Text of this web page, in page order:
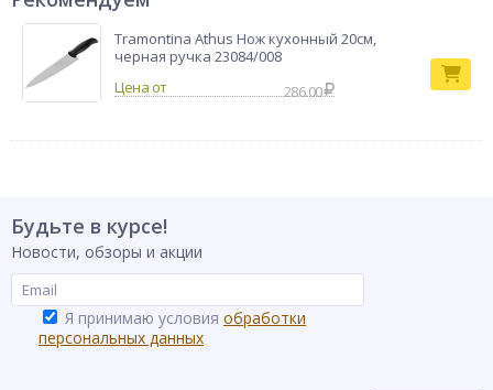
Tramontina Athus Нож кухонный 20см,
черная ручка 23084/008
286.00
Будьте в курсе!
Новости, обзоры и акции
Я принимаю условия обработки
персональных данных